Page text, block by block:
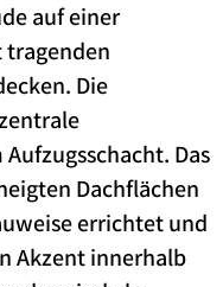
auf einer
Die
Das
Dachflächen
errichtet und
Akzent innerhalb